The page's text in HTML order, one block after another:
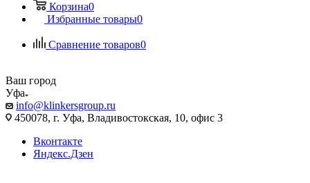
Корзина0
Избранные товары0
Сравнение товаров0
Ваш город
Уфа
info@klinkersgroup.ru
450078, г. Уфа, Владивостокская, 10, офис 3
Вконтакте
Яндекс.Дзен